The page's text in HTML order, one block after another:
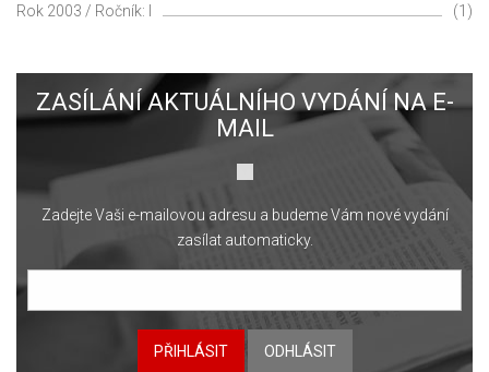
Rok 2003 / Ročník: I (1)
ZASÍLÁNÍ AKTUÁLNÍHO VYDÁNÍ NA E-
MAIL
Zadejte Vaši e-mailovou adresu a budeme Vám nové vydání
zasílat automaticky.
PŘIHLÁSIT ODHLÁSIT